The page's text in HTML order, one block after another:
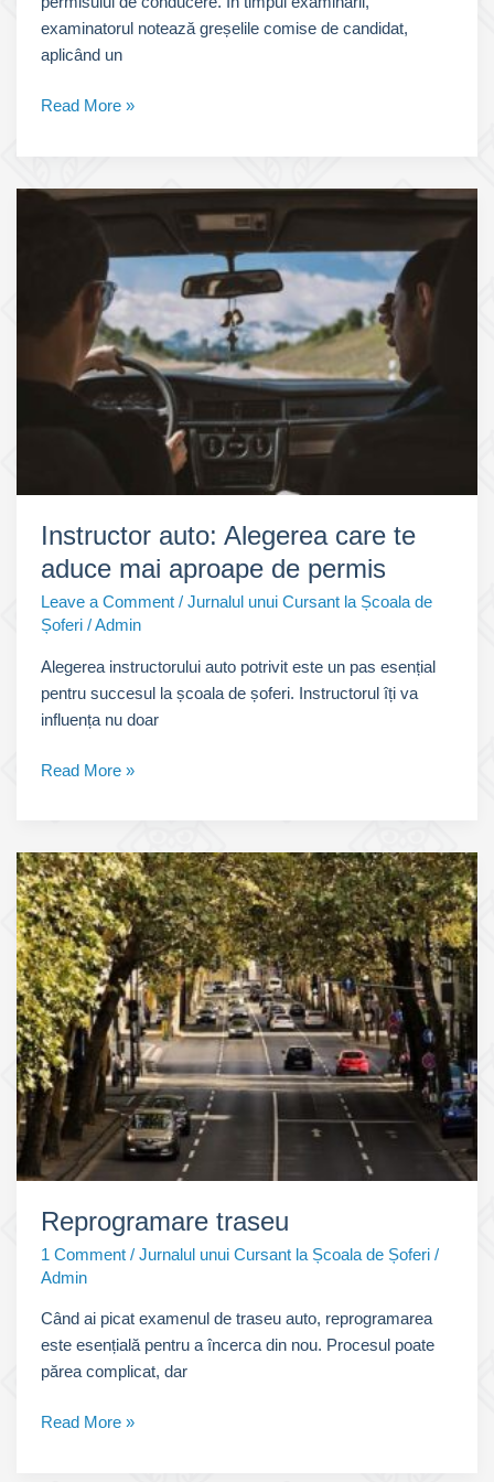
examinatorul notează greșelile comise de candidat,
aplicând un
Puncte
Traseu
pentru
Read More »
Instructor auto: Alegerea care te
aduce mai aproape de permis
Leave a Comment /Jurnalul unui Cursant la Școala de
Șoferi /Admin
Alegerea instructorului auto potrivit este un pas esențial
pentru succesul la școala de șoferi. Instructorul îți va
influența nu doar
Instructor
Alegerea
care
te
aduce
mai
aproape
de
permis
Read More »
Reprogramare traseu
1 Comment /Jurnalul unui Cursant la Școala de Șoferi /
Admin
Când ai picat examenul de traseu auto, reprogramarea
este esențială pentru a încerca din nou. Procesul poate
părea complicat, dar
Reprogramare
Read More »